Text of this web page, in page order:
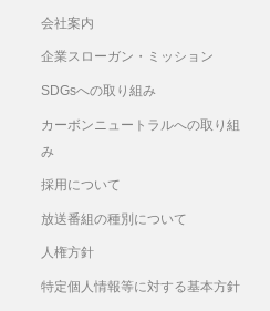
会社案内
企業スローガン・ミッション
SDGsへの取り組み
カーボンニュートラルへの取り組
み
採用について
放送番組の種別について
人権方針
特定個人情報等に対する基本方針